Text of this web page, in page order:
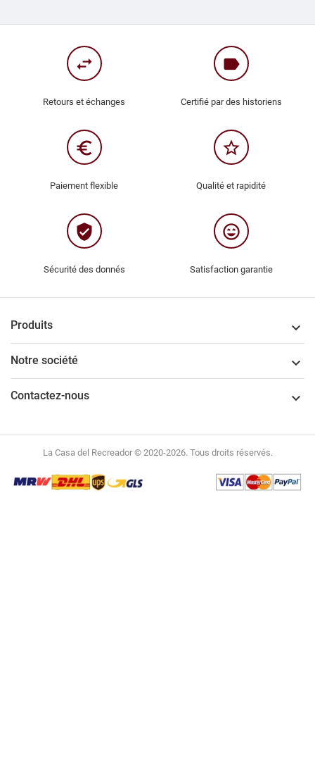
swap_horiz
Retours et échanges
label
Certifié par des historiens
euro_symbol
Paiement flexible
star_border
Qualité et rapidité
verified_user
Sécurité des donnés
sentiment_very_satisfied
Satisfaction garantie
Produits 
Notre société 
Contactez-nous 
La Casa del Recreador © 2020-2026. Tous droits réservés.